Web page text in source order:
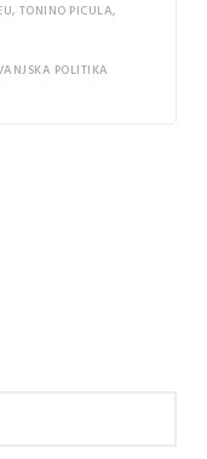
, TONINO PICULA,
POLITIKA